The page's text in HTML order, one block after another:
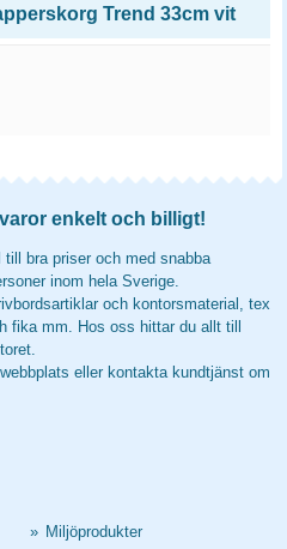
Trend 33cm vit
enkelt och billigt!
bra priser och med snabba
inom hela Sverige.
och kontorsmaterial, tex
fika mm. Hos oss hittar du allt till
eller kontakta kundtjänst om
» Miljöprodukter